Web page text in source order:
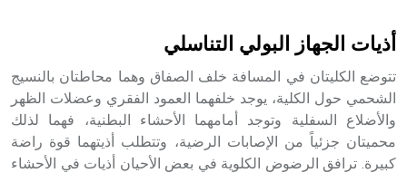
- هل تعلم أن أبجر Abgar اسم معروف جيداً يعود إلى عدد من
الملوك الذين حكموا مدينة إديسا (الرها) من أبجر الأول وحتى
التاسع، وهم ينتسبون إلى أسرة أوسروين
أذيات الجهاز البولي التناسلي
تتوضع الكليتان في المسافة خلف الصفاق وهما محاطتان بالنسيج
الشحمي حول الكلية، يوجد خلفهما العمود الفقري وعضلات الظهر
والأضلاع السفلية وتوجد أمامهما الأحشاء البطنية، فهما لذلك
محميتان جزئياً من الإصابات الرضية، وتتطلب أذيتهما قوة راضة
كبيرة. ترافق الرضوض الكلوية في بعض الأحيان أذيات في الأحشاء